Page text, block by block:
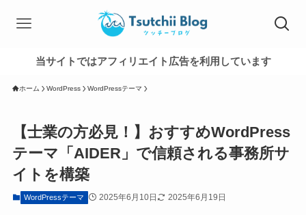
当サイトではアフィリエイト広告を利用しています
ホーム WordPress WordPressテーマ
【士業の方必見！】おすすめWordPress
テーマ「AIDER」で信頼される事務所サ
イトを構築
WordPressテーマ 2025年6月10日 2025年6月19日